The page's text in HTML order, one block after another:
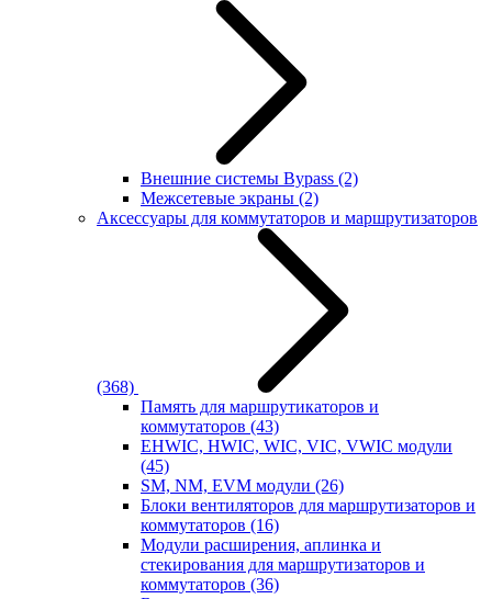
Внешние системы Bypass (2)
Межсетевые экраны (2)
Аксессуары для коммутаторов и маршрутизаторов
(368)
Память для маршрутикаторов и
коммутаторов (43)
EHWIC, HWIC, WIC, VIC, VWIC модули
(45)
SM, NM, EVM модули (26)
Блоки вентиляторов для маршрутизаторов и
коммутаторов (16)
Модули расширения, аплинка и
стекирования для маршрутизаторов и
коммутаторов (36)